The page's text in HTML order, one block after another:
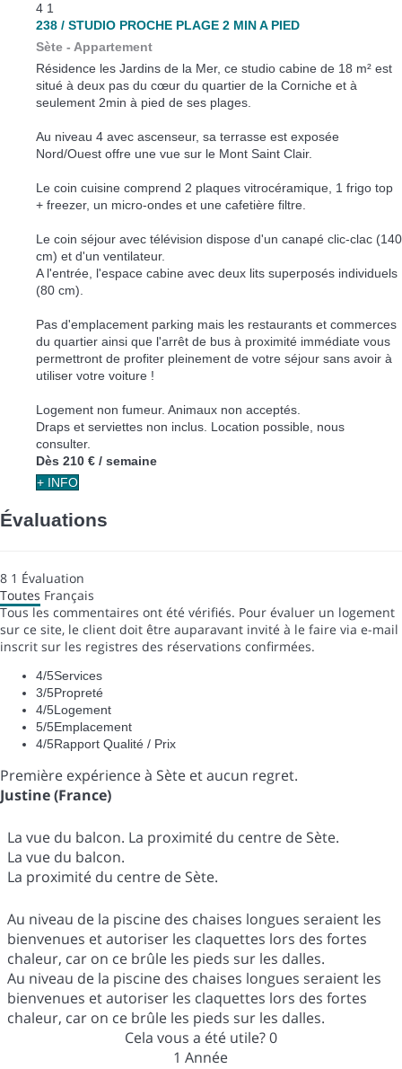
4 1
238 / STUDIO PROCHE PLAGE 2 MIN A PIED
Sète - Appartement
Résidence les Jardins de la Mer, ce studio cabine de 18 m² est
situé à deux pas du cœur du quartier de la Corniche et à
seulement 2min à pied de ses plages.
Au niveau 4 avec ascenseur, sa terrasse est exposée
Nord/Ouest offre une vue sur le Mont Saint Clair.
Le coin cuisine comprend 2 plaques vitrocéramique, 1 frigo top
+ freezer, un micro-ondes et une cafetière filtre.
Le coin séjour avec télévision dispose d'un canapé clic-clac (140
cm) et d'un ventilateur.
A l'entrée, l'espace cabine avec deux lits superposés individuels
(80 cm).
Pas d'emplacement parking mais les restaurants et commerces
du quartier ainsi que l'arrêt de bus à proximité immédiate vous
permettront de profiter pleinement de votre séjour sans avoir à
utiliser votre voiture !
Logement non fumeur. Animaux non acceptés.
Draps et serviettes non inclus. Location possible, nous
consulter.
Dès 210 € / semaine
+ INFO
Évaluations
8 1 Évaluation
Toutes Français
Tous les commentaires ont été vérifiés. Pour évaluer un logement
sur ce site, le client doit être auparavant invité à le faire via e-mail
inscrit sur les registres des réservations confirmées.
4/5Services
3/5Propreté
4/5Logement
5/5Emplacement
4/5Rapport Qualité / Prix
Première expérience à Sète et aucun regret.
Justine (France)
La vue du balcon. La proximité du centre de Sète.
La vue du balcon.
La proximité du centre de Sète.
Au niveau de la piscine des chaises longues seraient les
bienvenues et autoriser les claquettes lors des fortes
chaleur, car on ce brûle les pieds sur les dalles.
Au niveau de la piscine des chaises longues seraient les
bienvenues et autoriser les claquettes lors des fortes
chaleur, car on ce brûle les pieds sur les dalles.
Cela vous a été utile?0
1 Année